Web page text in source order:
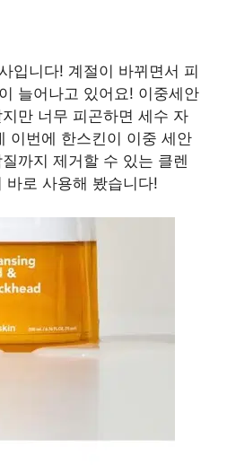
입니다! 계절이 바뀌면서 피
늘어나고 있어요! 이중세안
만 너무 피곤하면 세수 자
이번에 한스킨이 이중 세안
까지 제거할 수 있는 클렌
바로 사용해 봤습니다!